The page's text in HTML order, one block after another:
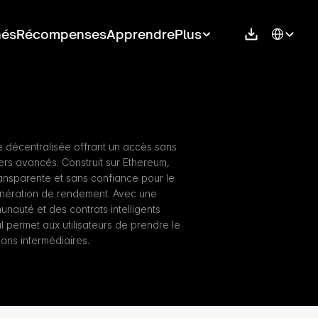
RécompensesApprendrePlus Select
offrant un accès sans
avancés. Construit sur Ethereum,
et sans confiance pour le
de rendement. Avec une
et des contrats intelligents
permet aux utilisateurs de prendre le
intermédiaires.